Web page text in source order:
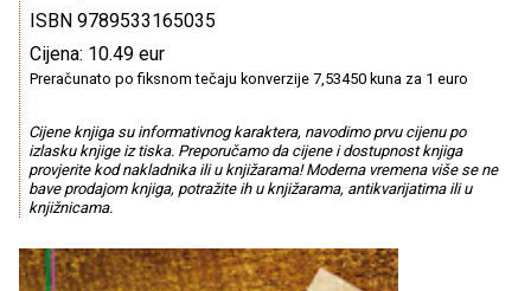
ISBN 9789533165035
Cijena: 10.49 eur
Preračunato po fiksnom tečaju konverzije 7,53450 kuna za 1 euro
Cijene knjiga su informativnog karaktera, navodimo prvu cijenu po
izlasku knjige iz tiska. Preporučamo da cijene i dostupnost knjiga
provjerite kod nakladnika ili u knjižarama! Moderna vremena više se ne
bave prodajom knjiga, potražite ih u knjižarama, antikvarijatima ili u
knjižnicama.